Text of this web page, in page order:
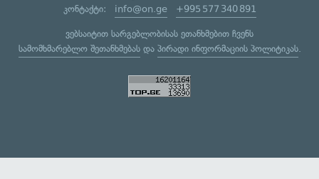
კონტაქტი: info@on.ge +995 577 340 891
ვებსაიტით სარგებლობისას ეთანხმებით ჩვენს
სამომხმარებლო შეთანხმებასდა პირადი ინფორმაციის პოლიტიკას.